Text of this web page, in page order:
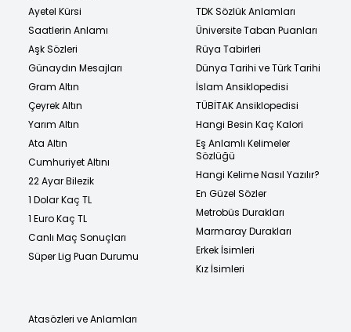
Ayetel Kürsi
Saatlerin Anlamı
Aşk Sözleri
Günaydın Mesajları
Gram Altın
Çeyrek Altın
Yarım Altın
Ata Altın
Cumhuriyet Altını
22 Ayar Bilezik
1 Dolar Kaç TL
1 Euro Kaç TL
Canlı Maç Sonuçları
Süper Lig Puan Durumu
TDK Sözlük Anlamları
Üniversite Taban Puanları
Rüya Tabirleri
Dünya Tarihi ve Türk Tarihi
İslam Ansiklopedisi
TÜBİTAK Ansiklopedisi
Hangi Besin Kaç Kalori
Eş Anlamlı Kelimeler
Sözlüğü
Hangi Kelime Nasıl Yazılır?
En Güzel Sözler
Metrobüs Durakları
Marmaray Durakları
Erkek İsimleri
Kız İsimleri
Atasözleri ve Anlamları